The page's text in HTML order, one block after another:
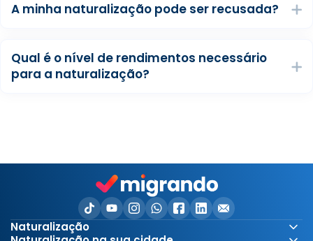
A minha naturalização pode ser recusada?
Qual é o nível de rendimentos necessário
para a naturalização?
Naturalização